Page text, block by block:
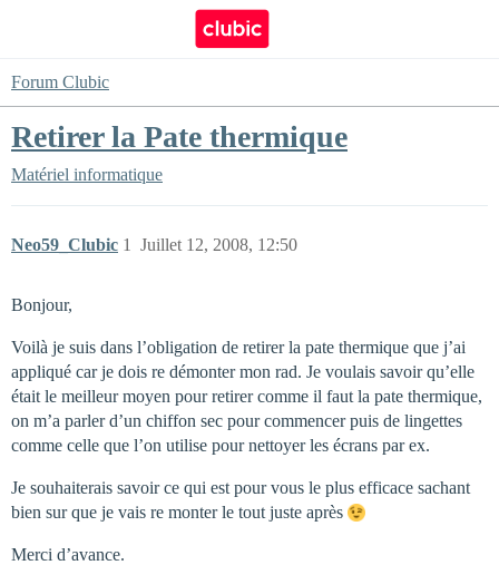
Forum Clubic
Retirer la Pate thermique
Matériel informatique
Neo59_Clubic Juillet 12, 2008, 12:50
1
Bonjour,
Voilà je suis dans l’obligation de retirer la pate thermique que j’ai
appliqué car je dois re démonter mon rad. Je voulais savoir qu’elle
était le meilleur moyen pour retirer comme il faut la pate thermique,
on m’a parler d’un chiffon sec pour commencer puis de lingettes
comme celle que l’on utilise pour nettoyer les écrans par ex.
Je souhaiterais savoir ce qui est pour vous le plus efficace sachant
bien sur que je vais re monter le tout juste après
Merci d’avance.